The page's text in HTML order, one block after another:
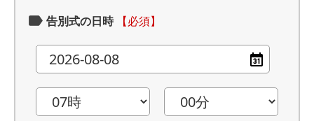
告別式の日時 【必須】